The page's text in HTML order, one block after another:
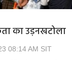
का उड़नखटोला
08:14 AM SIT